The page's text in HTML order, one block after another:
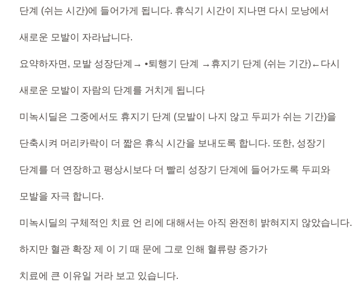
단계 (쉬는 시간)에 들어가게 됩니다. 휴식기 시간이 지나면 다시 모낭에서
새로운 모발이 자라납니다.
요약하자면, 모발 성장단계→ •퇴행기 단계 →휴지기 단계 (쉬는 기간)←다시
새로운 모발이 자람의 단계를 거치게 됩니다
미녹시딜은 그중에서도 휴지기 단계 (모발이 나지 않고 두피가 쉬는 기간)을
단축시켜 머리카락이 더 짧은 휴식 시간을 보내도록 합니다. 또한, 성장기
단계를 더 연장하고 평상시보다 더 빨리 성장기 단계에 들어가도록 두피와
모발을 자극 합니다.
미녹시딜의 구체적인 치료 언 리에 대해서는 아직 완전히 밝혀지지 않았습니다.
하지만 혈관 확장 제 이 기 때 문에 그로 인해 혈류량 증가가
치료에 큰 이유일 거라 보고 있습니다.